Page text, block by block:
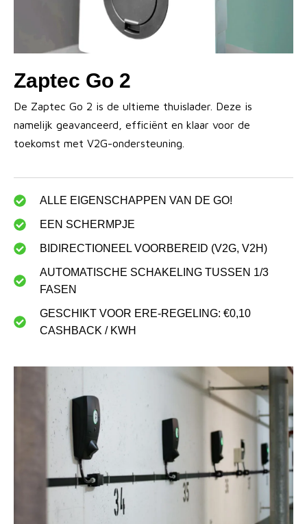
Zaptec Go 2
De Zaptec Go 2 is de ultieme thuislader. Deze is
namelijk geavanceerd, efficiënt en klaar voor de
toekomst met V2G-ondersteuning.
ALLE EIGENSCHAPPEN VAN DE GO!
EEN SCHERMPJE
BIDIRECTIONEEL VOORBEREID (V2G, V2H)
AUTOMATISCHE SCHAKELING TUSSEN 1/3
FASEN
GESCHIKT VOOR ERE-REGELING: €0,10
CASHBACK / KWH